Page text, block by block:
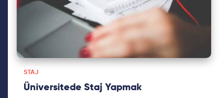
STAJ
Üniversitede Staj Yapmak